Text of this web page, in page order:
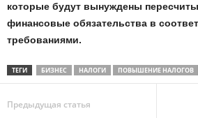
которые будут вынуждены
финансовые обязательства в
требованиями.
ТЕГИ БИЗНЕС НАЛОГИ ПОВЫШЕНИЕ НАЛОГОВ
Предыдущая статья